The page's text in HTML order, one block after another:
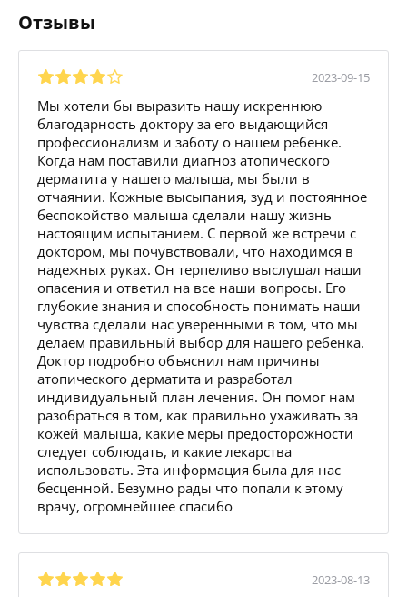
Отзывы
2023-09-15
Мы хотели бы выразить нашу искреннюю
благодарность доктору за его выдающийся
профессионализм и заботу о нашем ребенке.
Когда нам поставили диагноз атопического
дерматита у нашего малыша, мы были в
отчаянии. Кожные высыпания, зуд и постоянное
беспокойство малыша сделали нашу жизнь
настоящим испытанием. С первой же встречи с
доктором, мы почувствовали, что находимся в
надежных руках. Он терпеливо выслушал наши
опасения и ответил на все наши вопросы. Его
глубокие знания и способность понимать наши
чувства сделали нас уверенными в том, что мы
делаем правильный выбор для нашего ребенка.
Доктор подробно объяснил нам причины
атопического дерматита и разработал
индивидуальный план лечения. Он помог нам
разобраться в том, как правильно ухаживать за
кожей малыша, какие меры предосторожности
следует соблюдать, и какие лекарства
использовать. Эта информация была для нас
бесценной. Безумно рады что попали к этому
врачу, огромнейшее спасибо
2023-08-13